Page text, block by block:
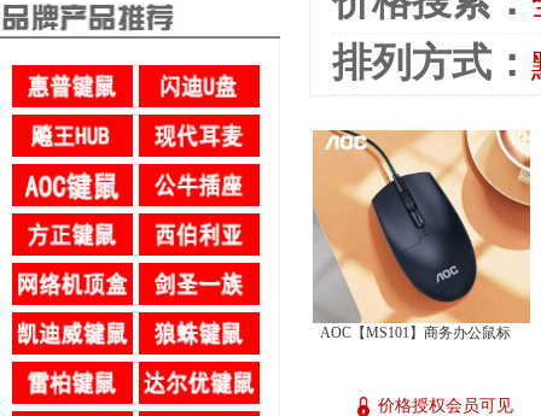
排列方式：
AOC【MS101】商务办公鼠标
价格授权会员可见